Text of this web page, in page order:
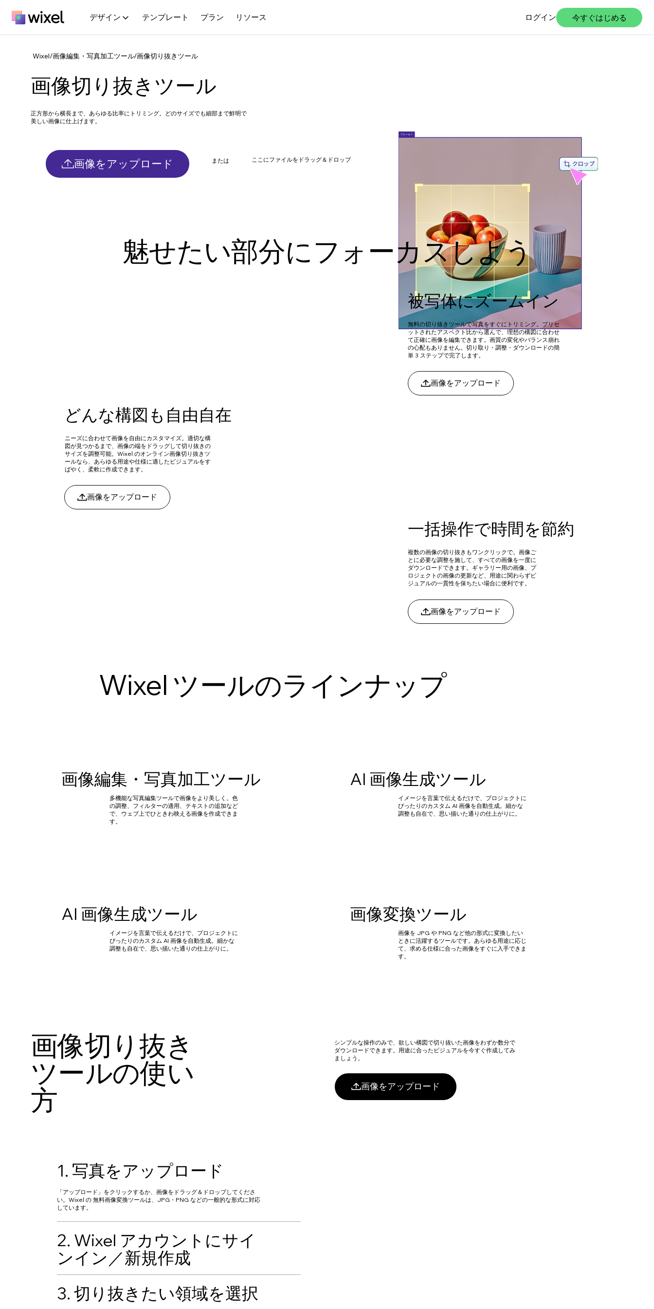
デザイン テンプレート プラン リソース ログイン 今すぐはじめる
Wixel/画像編集・写真加工ツール/画像切り抜きツール
画像切り抜きツール
正方形から横長まで、あらゆる比率にトリミング。どのサイズでも細部まで鮮明で
美しい画像に仕上げます。
画像をアップロード または ここにファイルをドラッグ＆ドロップ
魅せたい部分にフォーカスしよう
被写体にズームイン
無料の切り抜きツールで写真をすぐにトリミング。プリセ
ットされたアスペクト比から選んで、理想の構図に合わせ
て正確に画像を編集できます。画質の変化やバランス崩れ
の心配もありません。切り取り・調整・ダウンロードの簡
単 3 ステップで完了します。
画像をアップロード
どんな構図も自由自在
ニーズに合わせて画像を自由にカスタマイズ。適切な構
図が見つかるまで、画像の端をドラッグして切り抜きの
サイズを調整可能。Wixel のオンライン画像切り抜きツ
ールなら、あらゆる用途や仕様に適したビジュアルをす
ばやく、柔軟に作成できます。
画像をアップロード
一括操作で時間を節約
複数の画像の切り抜きもワンクリックで。画像ご
とに必要な調整を施して、すべての画像を一度に
ダウンロードできます。ギャラリー用の画像、プ
ロジェクトの画像の更新など、用途に関わらずビ
ジュアルの一貫性を保ちたい場合に便利です。
画像をアップロード
Wixel ツールのラインナップ
画像編集・写真加工ツール
多機能な写真編集ツールで画像をより美しく。色
の調整、フィルターの適用、テキストの追加など
で、ウェブ上でひときわ映える画像を作成できま
す。
AI 画像生成ツール
イメージを言葉で伝えるだけで、プロジェクトに
ぴったりのカスタム AI 画像を自動生成。細かな
調整も自在で、思い描いた通りの仕上がりに。
AI 画像生成ツール
イメージを言葉で伝えるだけで、プロジェクトに
ぴったりのカスタム AI 画像を自動生成。細かな
調整も自在で、思い描いた通りの仕上がりに。
画像変換ツール
画像を JPG や PNG など他の形式に変換したい
ときに活躍するツールです。あらゆる用途に応じ
て、求める仕様に合った画像をすぐに入手できま
す。
画像切り抜き
ツールの使い
方
1. 写真をアップロード
「アップロード」をクリックするか、画像をドラッグ＆ドロップしてくださ
い。Wixel の 無料画像変換ツールは、JPG・PNG などの一般的な形式に対応
しています。
2. Wixel アカウントにサイ
ンイン／新規作成
3. 切り抜きたい領域を選択
シンプルな操作のみで、欲しい構図で切り抜いた画像をわずか数分で
ダウンロードできます。用途に合ったビジュアルを今すぐ作成してみ
ましょう。
画像をアップロード